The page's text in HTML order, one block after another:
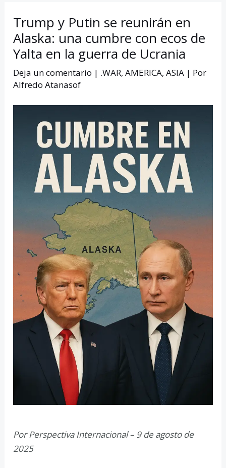
Trump y Putin se reunirán en
Alaska: una cumbre con ecos de
Yalta en la guerra de Ucrania
Deja un comentario | .WAR,AMERICA,ASIA | Por
Alfredo Atanasof
Por Perspectiva Internacional – 9 de agosto de
2025